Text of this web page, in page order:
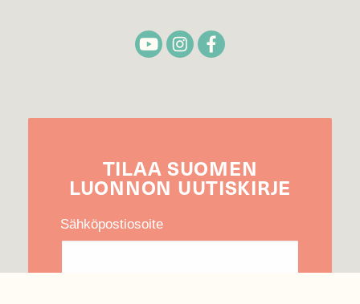
TILAA SUOMEN
LUONNON UUTIS­KIRJE
Sähköpostiosoite